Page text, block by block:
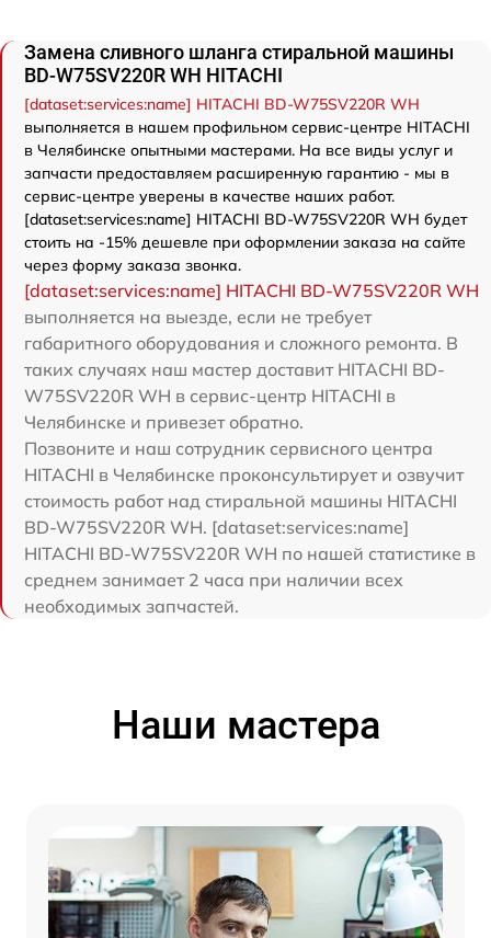
Замена сливного шланга стиральной машины
BD-W75SV220R WH HITACHI
[dataset:services:name] HITACHI BD-W75SV220R WH
выполняется в нашем профильном сервис-центре HITACHI
в Челябинске опытными мастерами. На все виды услуг и
запчасти предоставляем расширенную гарантию - мы в
сервис-центре уверены в качестве наших работ.
[dataset:services:name] HITACHI BD-W75SV220R WH будет
стоить на -15% дешевле при оформлении заказа на сайте
через форму заказа звонка.
[dataset:services:name] HITACHI BD-W75SV220R WH
выполняется на выезде, если не требует
габаритного оборудования и сложного ремонта. В
таких случаях наш мастер доставит HITACHI BD-
W75SV220R WH в сервис-центр HITACHI в
Челябинске и привезет обратно.
Позвоните и наш сотрудник сервисного центра
HITACHI в Челябинске проконсультирует и озвучит
стоимость работ над стиральной машины HITACHI
BD-W75SV220R WH. [dataset:services:name]
HITACHI BD-W75SV220R WH по нашей статистике в
среднем занимает 2 часа при наличии всех
необходимых запчастей.
Наши мастера